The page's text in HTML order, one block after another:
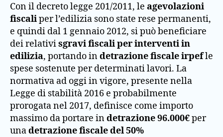
Con il decreto legge 201/2011, le agevolazioni
fiscaliper l’edilizia sono state rese permanenti,
e quindi dal 1 gennaio 2012, si può beneficiare
dei relativisgravi fiscali per interventi in
edilizia, portando indetrazione fiscale irpefle
spese sostenute per determinati lavori. La
normativa ad oggi in vigore, presente nella
Legge di stabilità 2016 e probabilmente
prorogata nel 2017, definisce come importo
massimo da portare indetrazione 96.000€per
unadetrazione fiscale del 50%